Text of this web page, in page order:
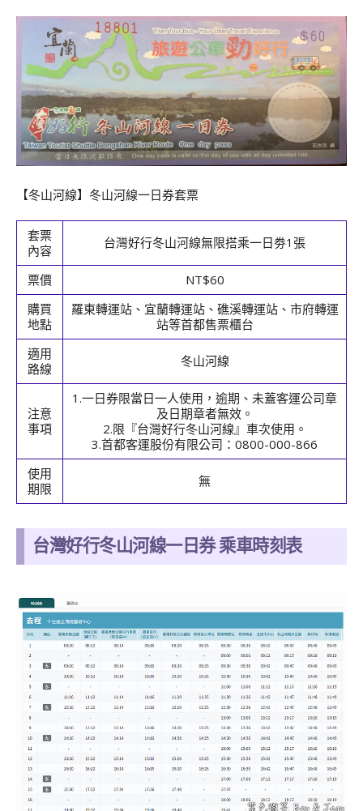
【冬山河線】冬山河線一日券套票
套票
內容
台灣好行冬山河線無限搭乘一日劵1張
票價
NT$60
購買
地點
羅東轉運站、宜蘭轉運站、礁溪轉運站、市府轉運
站等首都售票櫃台
適用
路線
冬山河線
注意
事項
1.一日券限當日一人使用，逾期、未蓋客運公司章
及日期章者無效。
2.限『台灣好行冬山河線』車次使用。
3.首都客運股份有限公司：0800-000-866
使用
期限
無
台灣好行冬山河線一日券 乘車時刻表